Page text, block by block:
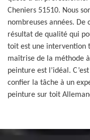
Cheniers 51510. Nous
nombreuses années. De
résultat de qualité qui
toit est une intervention
maîtrise de la méthode
peinture est l’idéal.
confier la tâche à un
peinture sur toit